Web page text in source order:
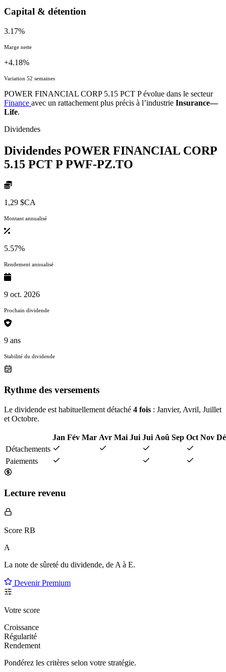
Capital & détention
3.17%
Marge nette
+4.18%
Variation 52 semaines
POWER FINANCIAL CORP 5.15 PCT P évolue dans le secteur
Finance avec un rattachement plus précis à l’industrie Insurance—
Life.
Dividendes
Dividendes POWER FINANCIAL CORP
5.15 PCT P PWF-PZ.TO
1,29 $CA
Montant annualisé
5.57%
Rendement annualisé
9 oct. 2026
Prochain dividende
9 ans
Stabilité du dividende
Rythme des versements
Le dividende est habituellement détaché 4 fois : Janvier, Avril, Juillet
et Octobre.
Jan Fév Mar Avr Mai Jui Jui Aoû Sep Oct Nov
Détachements
Paiements
Lecture revenu
Score RB
A
La note de sûreté du dividende, de A à E.
Devenir Premium
Votre score
Croissance
Régularité
Rendement
Pondérez les critères selon votre stratégie.